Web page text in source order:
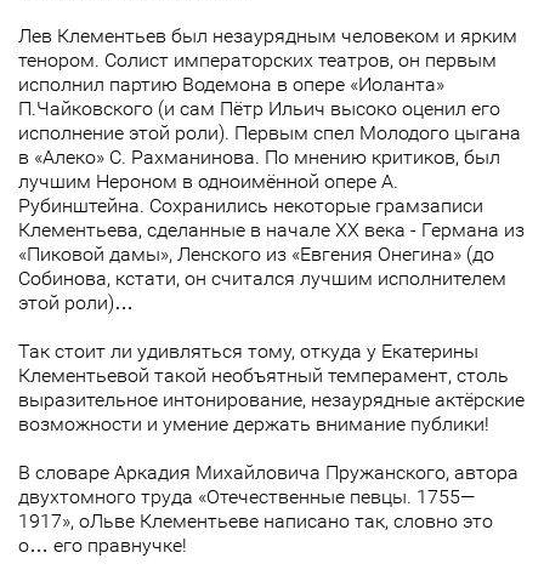
Лев Клементьев был незаурядным человеком и ярким
тенором. Солист императорских театров, он первым
исполнил партию Водемона в опере «Иоланта»
П.Чайковского (и сам Пётр Ильич высоко оценил его
исполнение этой роли). Первым спел Молодого цыгана
в «Алеко» С. Рахманинова. По мнению критиков, был
лучшим Нероном в одноимённой опере А.
Рубинштейна. Сохранились некоторые грамзаписи
Клементьева, сделанные в начале ХХ века - Германа из
«Пиковой дамы», Ленского из «Евгения Онегина» (до
Собинова, кстати, он считался лучшим исполнителем
этой роли)…
Так стоит ли удивляться тому, откуда у Екатерины
Клементьевой такой необъятный темперамент, столь
выразительное интонирование, незаурядные актёрские
возможности и умение держать внимание публики!
В словаре Аркадия Михайловича Пружанского, автора
двухтомного труда «Отечественные певцы. 1755—
1917», оЛьве Клементьеве написано так, словно это
о… его правнучке!